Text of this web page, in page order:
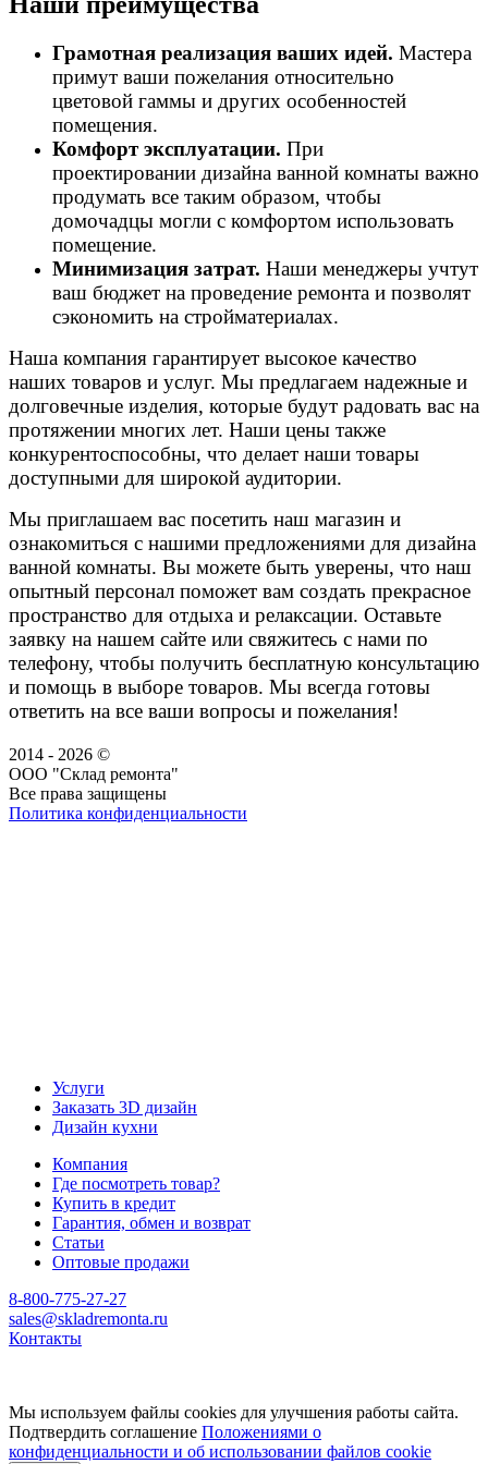
Грамотная реализация ваших идей. Мастера
примут ваши пожелания относительно
цветовой гаммы и других особенностей
помещения.
Комфорт эксплуатации. При
проектировании дизайна ванной комнаты важно
продумать все таким образом, чтобы
домочадцы могли с комфортом использовать
помещение.
Минимизация затрат. Наши менеджеры учтут
ваш бюджет на проведение ремонта и позволят
сэкономить на стройматериалах.
Наша компания гарантирует высокое качество
наших товаров и услуг. Мы предлагаем надежные и
долговечные изделия, которые будут радовать вас на
протяжении многих лет. Наши цены также
конкурентоспособны, что делает наши товары
доступными для широкой аудитории.
Мы приглашаем вас посетить наш магазин и
ознакомиться с нашими предложениями для дизайна
ванной комнаты. Вы можете быть уверены, что наш
опытный персонал поможет вам создать прекрасное
пространство для отдыха и релаксации. Оставьте
заявку на нашем сайте или свяжитесь с нами по
телефону, чтобы получить бесплатную консультацию
и помощь в выборе товаров. Мы всегда готовы
ответить на все ваши вопросы и пожелания!
2014 - 2026 ©
ООО "Склад ремонта"
Все права защищены
Политика конфиденциальности
Услуги
Заказать 3D дизайн
Дизайн кухни
Компания
Где посмотреть товар?
Купить в кредит
Гарантия, обмен и возврат
Статьи
Оптовые продажи
8-800-775-27-27
sales@skladremonta.ru
Контакты
Мы используем файлы cookies для улучшения работы сайта.
Подтвердить соглашение Положениями о
конфиденциальности и об использовании файлов cookie